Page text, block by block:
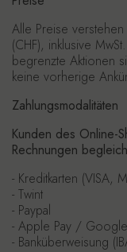
Alle Preise
(CHF), inklusive
begrenzte Aktionen
keine vorherige
Zahlungsmodalitäten
Kunden des Online-
Rechnungen
- Kreditkarten (VISA,
- Twint
- Paypal
- Apple Pay /
- Banküberweisung